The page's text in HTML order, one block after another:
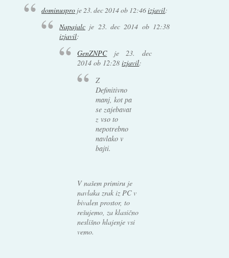
dominuspro je 23. dec 2014 ob 12:46izjavil:
Napajalcje 23. dec 2014 ob 12:38
izjavil:
GenZNPCje23. dec
2014 ob 12:28 izjavil:
Z
Definitivno
manj, kot pa
se zajebavat
z vso to
nepotrebno
navlako v
bajti.
V našem primiru je
navlaka zrak iz PC v
bivalen prostor, to
rešujemo, za klasično
neslišno hlajenje vsi
vemo.